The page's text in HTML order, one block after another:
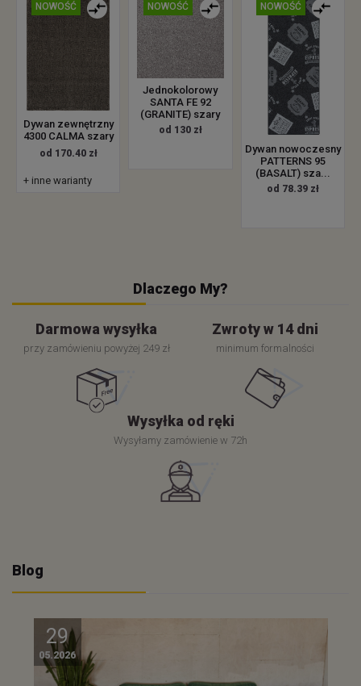
NOWOŚĆ
Dywan zewnętrzny
4300 CALMA szary
od 170.40 zł
+ inne warianty
NOWOŚĆ
Jednokolorowy
SANTA FE 92
(GRANITE) szary
od 130 zł
NOWOŚĆ
Dywan nowoczesny
PATTERNS 95
(BASALT) sza...
od 78.39 zł
Dlaczego My?
Darmowa wysyłka
przy zamówieniu powyżej 249 zł
Zwroty w 14 dni
minimum formalności
Wysyłka od ręki
Wysyłamy zamówienie w 72h
Blog
29
05.2026